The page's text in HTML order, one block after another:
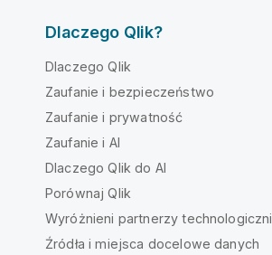
Dlaczego Qlik?
Dlaczego Qlik
Zaufanie i bezpieczeństwo
Zaufanie i prywatność
Zaufanie i AI
Dlaczego Qlik do AI
Porównaj Qlik
Wyróżnieni partnerzy technologiczni
Źródła i miejsca docelowe danych